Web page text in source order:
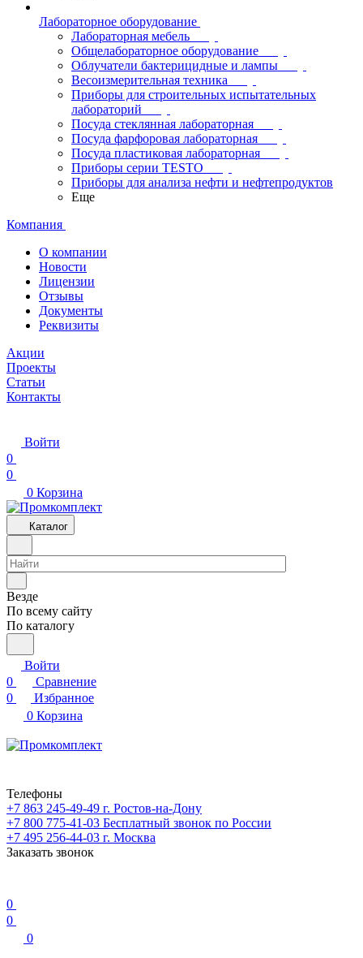
Лабораторное оборудование
Лабораторная мебель
Общелабораторное оборудование
Облучатели бактерицидные и лампы
Весоизмерительная техника
Приборы для строительных испытательных
лабораторий
Посуда стеклянная лабораторная
Посуда фарфоровая лабораторная
Посуда пластиковая лабораторная
Приборы серии TESTO
Приборы для анализа нефти и нефтепродуктов
Еще
Компания
О компании
Новости
Лицензии
Отзывы
Документы
Реквизиты
Акции
Проекты
Статьи
Контакты
Войти
0
0
0 Корзина
Каталог
Везде
По всему сайту
По каталогу
Войти
0
Сравнение
0
Избранное
0 Корзина
Телефоны
+7 863 245-49-49 г. Ростов-на-Дону
+7 800 775-41-03 Бесплатный звонок по России
+7 495 256-44-03 г. Москва
Заказать звонок
0
0
0